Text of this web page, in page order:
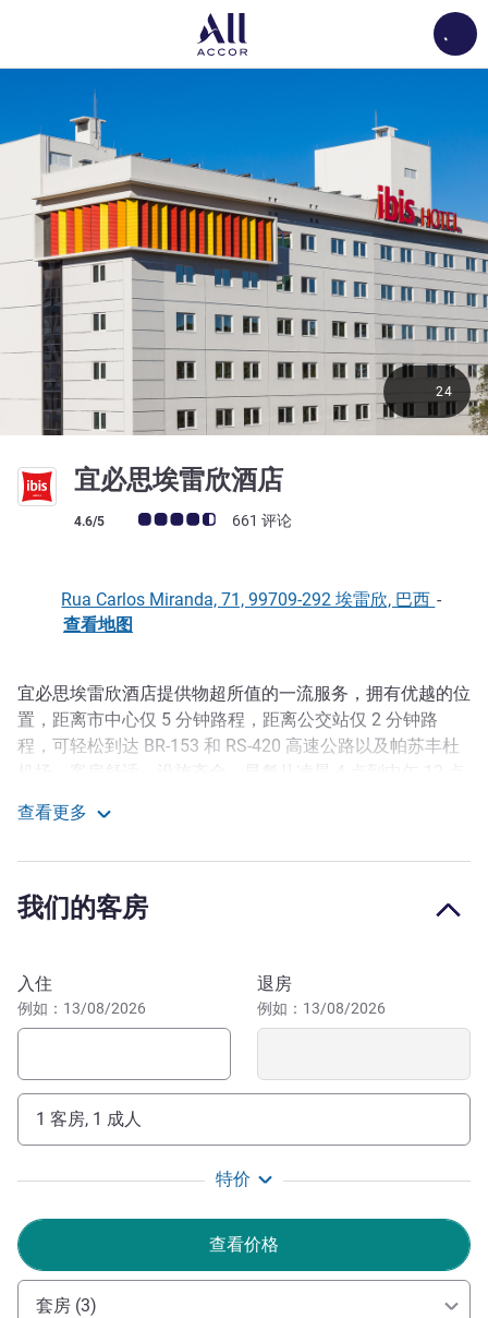
宜必思埃雷欣酒店
客户意见评级 (ALL 评级)
4.6/5 661 评论
24
Rua Carlos Miranda, 71, 99709-292 埃雷欣, 巴西 -
查看地图
描述
宜必思埃雷欣酒店提供物超所值的一流服务，拥有优越的位
置，距离市中心仅 5 分钟路程，距离公交站仅 2 分钟路
程，可轻松到达 BR-153 和 RS-420 高速公路以及帕苏丰杜
餐厅、24 小时营业的酒吧以及最多可容纳 40 人的活动厅。
入住埃雷欣的宜必思酒店，了解这座"友好之都"。游览距离
酒店仅 3 分钟车程的 Longines Malinowski 公园，以及仅 4
车只需 29 分钟即可抵达 Nazzari 温泉瀑布，是全家户外游
玩、在大自然中散步或露营的理想去处。距离酒店 15 分钟
车程的 Corsan Erechim 大坝是风景优美的绝佳摄影地。
BR 153 和 RS 420 高速公路非常近，舒适实惠，热情欢迎
您和您的家人入住。欢迎您预订并享受愉快的入住体验。
欢迎光临宜必思埃雷欣酒店。酒店的"安心悦界"标准可确
时恭候您的光临！
酒店管理
查看更多
我们的客房
预订此酒店
入住
例如：13/08/2026
退房
例如：13/08/2026
1 客房, 1 成人
特价
查看价格
套房 (3)